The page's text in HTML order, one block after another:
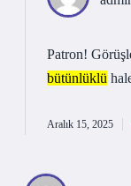
Patron!
bütünlüklü
Aralık 15, 2025